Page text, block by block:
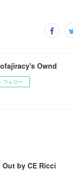
Ownd
フォロー
by CE Ricci